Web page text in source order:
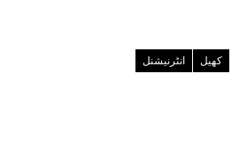
انٹرنیشنل کھیل